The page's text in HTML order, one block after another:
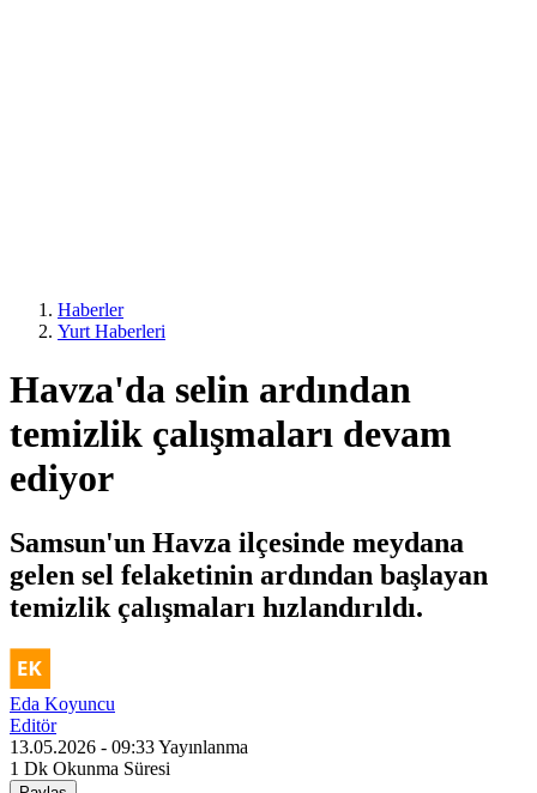
Haberler
Yurt Haberleri
Havza'da selin ardından
temizlik çalışmaları devam
ediyor
Samsun'un Havza ilçesinde meydana
gelen sel felaketinin ardından başlayan
temizlik çalışmaları hızlandırıldı.
Eda Koyuncu
Editör
13.05.2026 - 09:33Yayınlanma
1 Dk Okunma Süresi